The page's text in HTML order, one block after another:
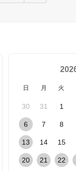
日 月 火
30 31 1
6 7 8
13 14 15
20 21 22